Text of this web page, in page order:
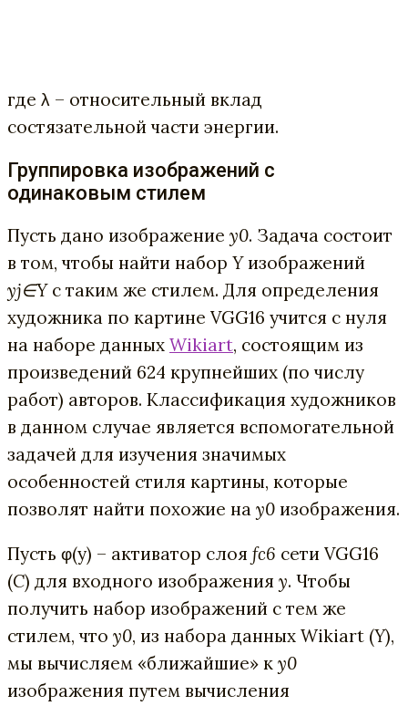
где λ – относительный вклад
состязательной части энергии.
Группировка изображений с
одинаковым стилем
Пусть дано изображение y0. Задача состоит
в том, чтобы найти набор Yизображений
yj∈Yс таким же стилем. Для определения
художника по картине VGG16 учится с нуля
на наборе данных Wikiart, состоящим из
произведений 624 крупнейших (по числу
работ) авторов. Классификация художников
в данном случае является вспомогательной
задачей для изучения значимых
особенностей стиля картины, которые
позволят найти похожие на y0 изображения.
Пусть φ(y) – активатор слоя fc6 сети VGG16
(C) для входного изображения y. Чтобы
получить набор изображений с тем же
стилем, что y0, из набора данных Wikiart (Y),
мы вычисляем «ближайшие» к y0
изображения путем вычисления